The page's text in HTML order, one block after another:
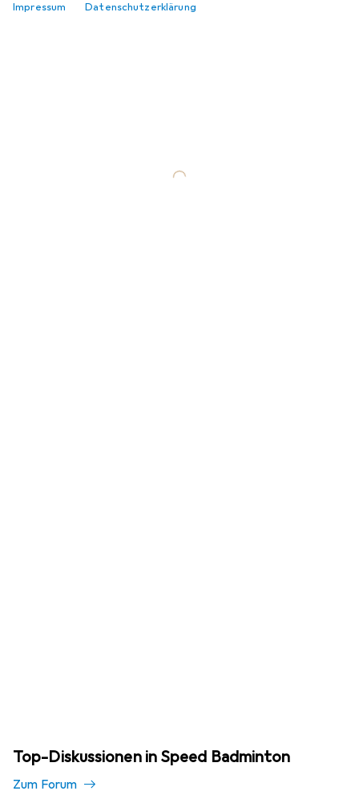
Impressum Datenschutzerklärung
Top-Diskussionen in Speed Badminton
Zum Forum